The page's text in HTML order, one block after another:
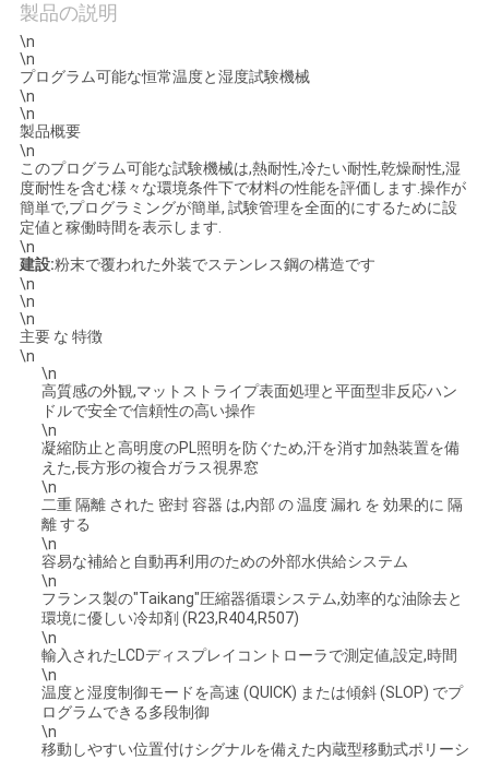
私
達
に
連
絡
し
な
さ
引
用
製品の説明
\n
\n
プログラム可能な恒常温度と湿度試験機械
\n
\n
製品概要
\n
このプログラム可能な試験機械は,熱耐性,冷たい耐性,乾燥耐性,湿
度耐性を含む様々な環境条件下で材料の性能を評価します.操作が
簡単で,プログラミングが簡単, 試験管理を全面的にするために設
定値と稼働時間を表示します.
\n
建設:粉末で覆われた外装でステンレス鋼の構造です
\n
\n
\n
主要 な 特徴
\n
\n
高質感の外観,マットストライプ表面処理と平面型非反応ハン
ドルで安全で信頼性の高い操作
\n
凝縮防止と高明度のPL照明を防ぐため,汗を消す加熱装置を備
えた,長方形の複合ガラス視界窓
\n
二重 隔離 された 密封 容器 は,内部 の 温度 漏れ を 効果的に 隔
離 する
\n
容易な補給と自動再利用のための外部水供給システム
\n
フランス製の"Taikang"圧縮器循環システム,効率的な油除去と
環境に優しい冷却剤 (R23,R404,R507)
\n
輸入されたLCDディスプレイコントローラで測定値,設定,時間
\n
温度と湿度制御モードを高速 (QUICK) または傾斜 (SLOP) でプ
ログラムできる多段制御
\n
移動しやすい位置付けシグナルを備えた内蔵型移動式ポリーシ